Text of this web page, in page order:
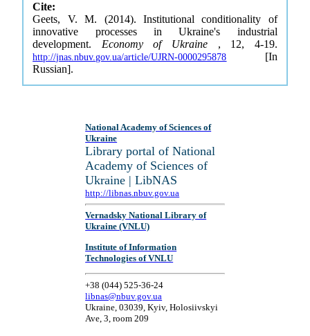
Cite:
Geets, V. M. (2014). Institutional conditionality of
innovative processes in Ukraine's industrial
development. Economy of Ukraine , 12, 4-19.
http://jnas.nbuv.gov.ua/article/UJRN-0000295878 [In
Russian].
National Academy of Sciences of
Ukraine
Library portal of National
Academy of Sciences of
Ukraine | LibNAS
http://libnas.nbuv.gov.ua
Vernadsky National Library of
Ukraine (VNLU)
Institute of Information
Technologies of VNLU
+38 (044) 525-36-24
libnas@nbuv.gov.ua
Ukraine, 03039, Kyiv, Holosiivskyi
Ave, 3, room 209